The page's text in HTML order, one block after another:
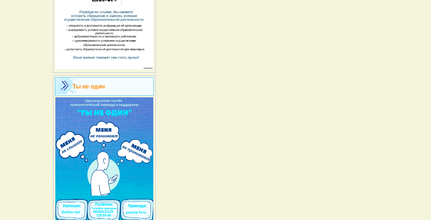
Ты не один